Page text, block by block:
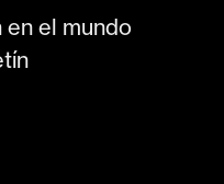
el mundo